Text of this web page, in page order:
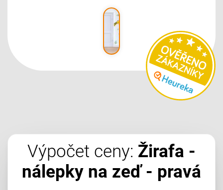
Výpočet ceny: Žirafa -
nálepky na zeď - pravá